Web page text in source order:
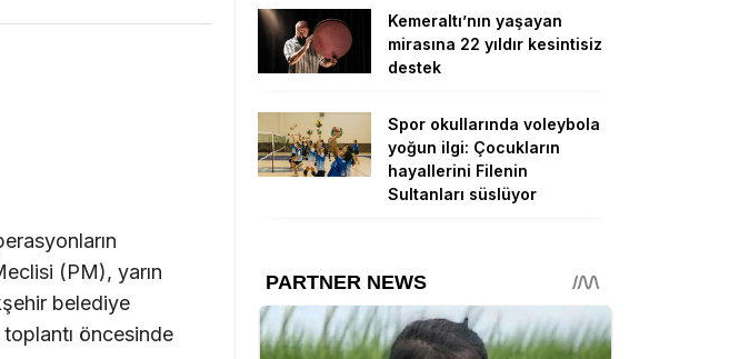
(PM), yarın
belediye
toplantı öncesinde
Kemeraltı’nın yaşayan
mirasına 22 yıldır kesintisiz
destek
Spor okullarında voleybola
yoğun ilgi: Çocukların
hayallerini Filenin
Sultanları süslüyor